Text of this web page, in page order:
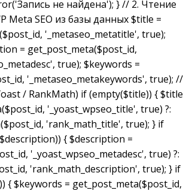
не найдена'); } // 2. Чтение
Meta SEO из базы данных $title =
'_metaseo_metatitle', true);
= get_post_meta($post_id,
true); $keywords =
'_metaseo_metakeywords', true); //
/ RankMath) if (empty($title)) { $title
'_yoast_wpseo_title', true) ?:
'rank_math_title', true); } if
{ $description =
'_yoast_wpseo_metadesc', true) ?:
'rank_math_description', true); } if
{ $keywords = get_post_meta($post_id,